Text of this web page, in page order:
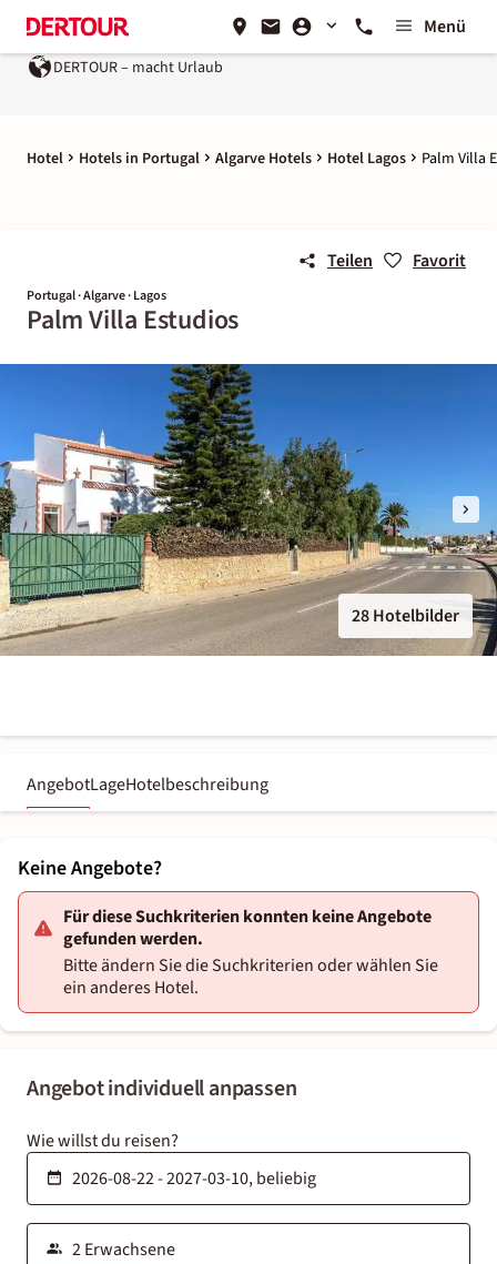
Menü
DERTOUR – macht Urlaub
Hotel Hotels in Portugal Algarve Hotels Hotel Lagos Palm Villa
Teilen Favorit
Portugal · Algarve · Lagos
Palm Villa Estudios
28 Hotelbilder
AngebotLageHotelbeschreibung
Angebot individuell anpassen
Wie willst du reisen?
Keine Angebote?
Für diese Suchkriterien konnten keine Angebote
gefunden werden.
Bitte ändern Sie die Suchkriterien oder wählen Sie
ein anderes Hotel.